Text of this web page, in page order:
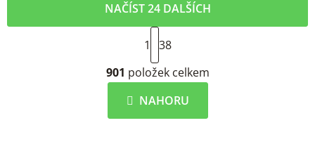
O
v
l
á
d
NAČÍST 24 DALŠÍCH
S
t
r
á
n
k
1
38
901 položek celkem
NAHORU